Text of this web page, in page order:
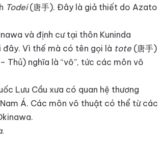
Todei(唐手). Đây là giả thiết do Azato
và định cư tại thôn Kuninda
Vì thế mà có tên gọi là tote (唐手)
Thủ) nghĩa là “võ”, tức các môn võ
Lưu Cầu xưa có quan hệ thương
Á. Các môn võ thuật có thể từ các
.